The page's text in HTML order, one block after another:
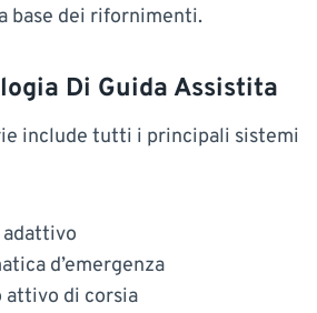
base dei rifornimenti.
Di Guida Assistita
include tutti i principali sistemi
d’emergenza
attivo di corsia